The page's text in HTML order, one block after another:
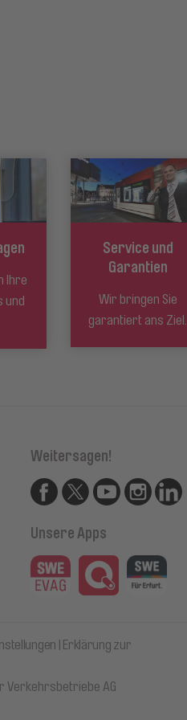
Ihre
und
Service und
Garantien
Wir bringen Sie
garantiert ans Ziel.
Weitersagen!
Unsere Apps
Erklärung zur
Verkehrsbetriebe AG